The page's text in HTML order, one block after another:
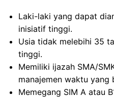
Laki-laki yang dapat
inisiatif tinggi.
Usia tidak melebihi 35
tinggi.
Memiliki ijazah SMA/
manajemen waktu yang
Memegang SIM A atau